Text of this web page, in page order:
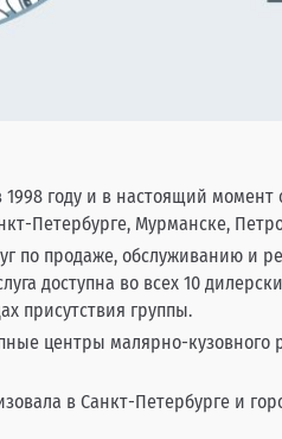
году и в настоящий
Петербурге, Мурманске,
по продаже, обслуживанию и
доступна во всех 10
присутствия группы.
центры малярно-
в Санкт-Петербурге и